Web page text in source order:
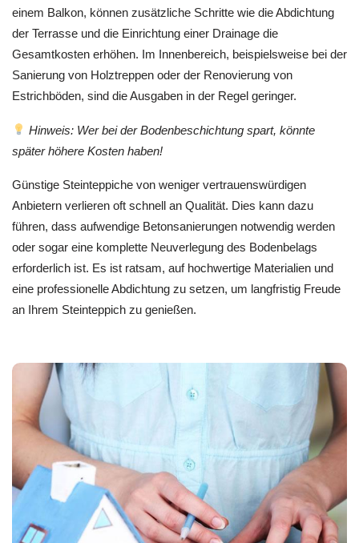
einem Balkon, können zusätzliche Schritte wie die Abdichtung
der Terrasse und die Einrichtung einer Drainage die
Gesamtkosten erhöhen. Im Innenbereich, beispielsweise bei der
Sanierung von Holztreppen oder der Renovierung von
Estrichböden, sind die Ausgaben in der Regel geringer.
Hinweis: Wer bei der Bodenbeschichtung spart, könnte
später höhere Kosten haben!
Günstige Steinteppiche von weniger vertrauenswürdigen
Anbietern verlieren oft schnell an Qualität. Dies kann dazu
führen, dass aufwendige Betonsanierungen notwendig werden
oder sogar eine komplette Neuverlegung des Bodenbelags
erforderlich ist. Es ist ratsam, auf hochwertige Materialien und
eine professionelle Abdichtung zu setzen, um langfristig Freude
an Ihrem Steinteppich zu genießen.